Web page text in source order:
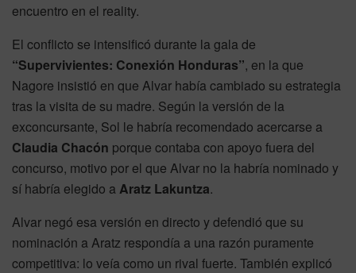
encuentro en el reality.
El conflicto se intensificó durante la gala de
“Supervivientes: Conexión Honduras”, en la que
Nagore insistió en que Alvar había cambiado su estrategia
tras la visita de su madre. Según la versión de la
exconcursante, Sol le habría recomendado acercarse a
Claudia Chacón porque contaba con apoyo fuera del
concurso, motivo por el que Alvar no la habría nominado y
sí habría elegido aAratz Lakuntza.
Alvar negó esa versión en directo y defendió que su
nominación a Aratz respondía a una razón puramente
competitiva: lo veía como un rival fuerte. También explicó